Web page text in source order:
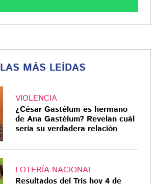
LAS MÁS LEÍDAS
VIOLENCIA
¿César Gastélum es hermano
de Ana Gastélum? Revelan cuál
sería su verdadera relación
LOTERÍA NACIONAL
Resultados del Tris hoy 4 de